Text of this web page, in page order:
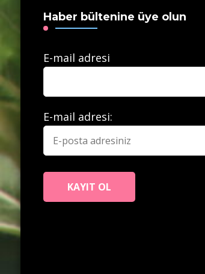
Haber bültenine üye olun
E-mail adresi
E-mail adresi: